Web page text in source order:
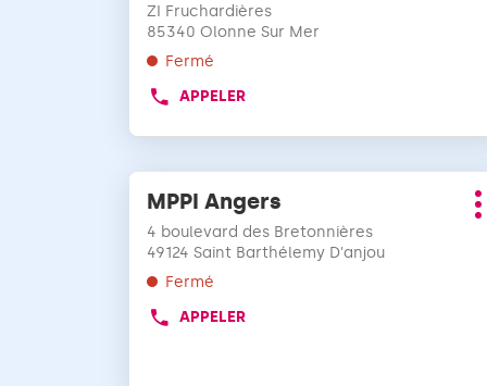
VM
MATÉRIAUX
NALLIERS
touche
ENTRÉE
pour
obtenir
plus
informations
vente
:
ZI Fruchardières
85340 Olonne Sur Mer
Fermé
APPELER
AFFICHER
DE
DU
POINT
DE
VM
MATÉRIAUX
OLONNE
Appuyer
sur
touche
ENTRÉE
obtenir
Point
de
vente
:
MPPI Angers
4 boulevard des Bretonnières
49124 Saint Barthélemy D'anjou
Fermé
APPELER
AFFICHER